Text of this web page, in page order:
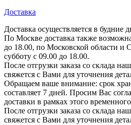
Доставка
Доставка осуществляется в будние
По Москве доставка также
до 18.00, по Московской области и
субботу с 09.00 до 18.00.
После отгрузки заказа со склада
свяжется с Вами для уточнения
Обращаем ваше внимание: срок
составляет 7 дней. Просим Вас
доставки в рамках этого
После отгрузки заказа со склада
свяжется с Вами для уточнения